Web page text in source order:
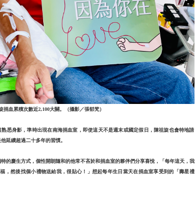
血累積次數近2,100大關。（攝影／張郁梵）
悉身影，準時出現在南海捐血室，即使這天不是週末或國定假日，陳祖旋也會特地請
延續超過二十多年的習慣。
的慶生方式，個性開朗隨和的他常不吝於和捐血室的夥伴們分享喜悅，「每年這天，我
，然後找個小禮物送給我，很貼心！」想起每年生日當天在捐血室享受到的「壽星禮